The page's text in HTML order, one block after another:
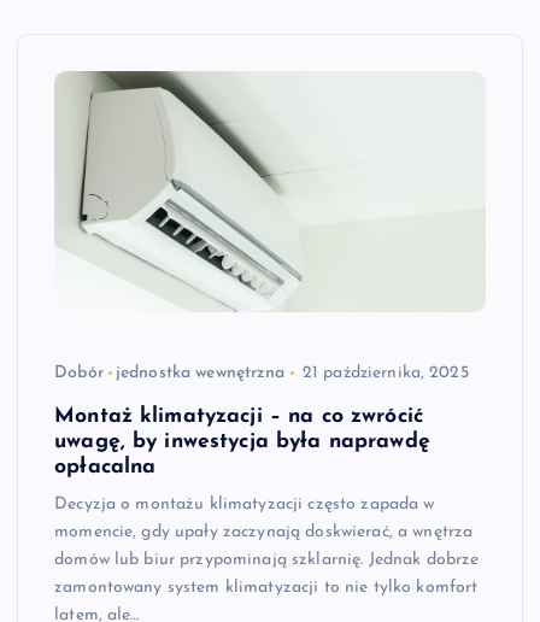
Dobór jednostka wewnętrzna 21 października, 2025
Montaż klimatyzacji – na co zwrócić
uwagę, by inwestycja była naprawdę
opłacalna
Decyzja o montażu klimatyzacji często zapada w
momencie, gdy upały zaczynają doskwierać, a wnętrza
domów lub biur przypominają szklarnię. Jednak dobrze
zamontowany system klimatyzacji to nie tylko komfort
latem, ale…